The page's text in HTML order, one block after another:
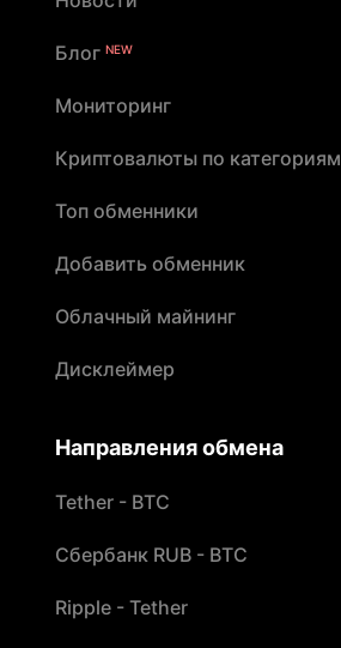
Блог NEW
Мониторинг
Криптовалюты по категориям
Топ обменники
Добавить обменник
Облачный майнинг
Дисклеймер
Направления обмена
Tether - BTC
Сбербанк RUB - BTC
Ripple - Tether